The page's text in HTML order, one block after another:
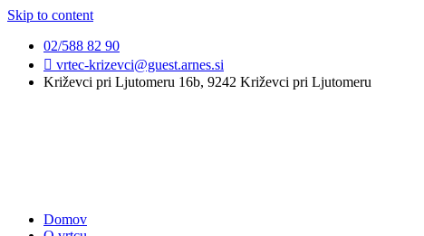
Skip to content
02/588 82 90
vrtec-krizevci@guest.arnes.si
Križevci pri Ljutomeru 16b, 9242 Križevci pri Ljutomeru
Domov